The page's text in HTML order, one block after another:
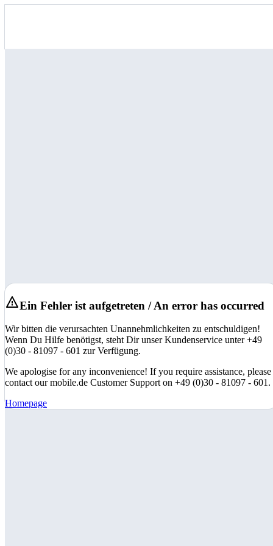
Ein Fehler ist aufgetreten / An error has occurred
Wir bitten die verursachten Unannehmlichkeiten zu entschuldigen!
Wenn Du Hilfe benötigst, steht Dir unser Kundenservice unter +49
(0)30 - 81097 - 601 zur Verfügung.
We apologise for any inconvenience! If you require assistance, please
contact our mobile.de Customer Support on +49 (0)30 - 81097 - 601.
Homepage